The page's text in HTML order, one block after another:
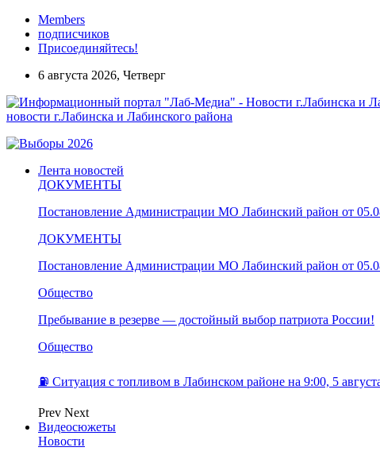
Members
подписчиков
Присоединяйтесь!
6 августа 2026, Четверг
новости г.Лабинска и Лабинского района
Лента новостей
ДОКУМЕНТЫ
Постановление Администрации МО Лабинский район от
ДОКУМЕНТЫ
Постановление Администрации МО Лабинский район от
Общество
Пребывание в резерве — достойный выбор патриота России!
Общество
⛽️ Ситуация с топливом в Лабинском районе на 9:00, 5
Prev Next
Видеосюжеты
Новости